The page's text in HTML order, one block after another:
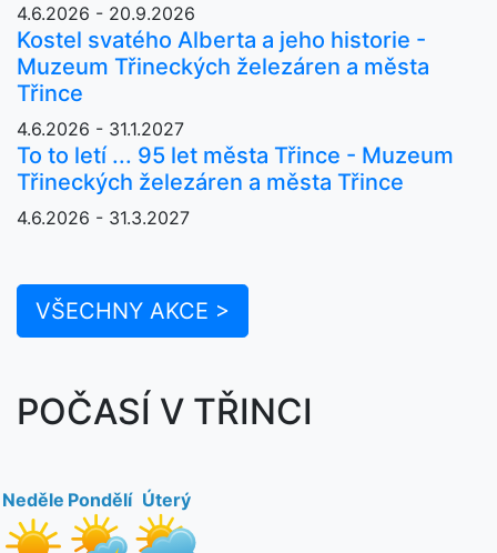
4.6.2026 - 20.9.2026
Kostel svatého Alberta a jeho historie -
Muzeum Třineckých železáren a města
Třince
4.6.2026 - 31.1.2027
To to letí ... 95 let města Třince - Muzeum
Třineckých železáren a města Třince
4.6.2026 - 31.3.2027
VŠECHNY AKCE >
POČASÍ V TŘINCI
Neděle Pondělí Úterý